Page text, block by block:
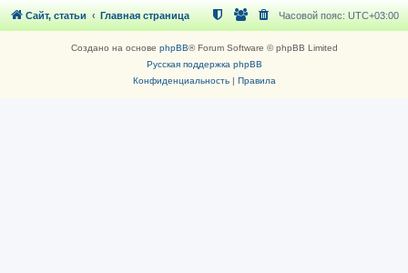
Сайт, статьи Главная страница Часовой пояс: UTC+03:00
Создано на основе phpBB® Forum Software © phpBB Limited
Русская поддержка phpBB
Конфиденциальность| Правила